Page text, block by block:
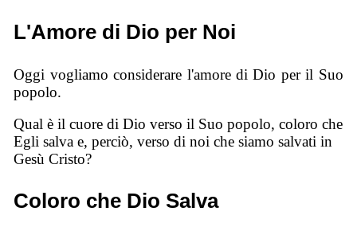
L'Amore di Dio per Noi
Oggi vogliamo considerare l'amore di Dio per il Suo
popolo.
Qual è il cuore di Dio verso il Suo popolo, coloro che
Egli salva e, perciò, verso di noi che siamo salvati in
Gesù Cristo?
Coloro che Dio Salva